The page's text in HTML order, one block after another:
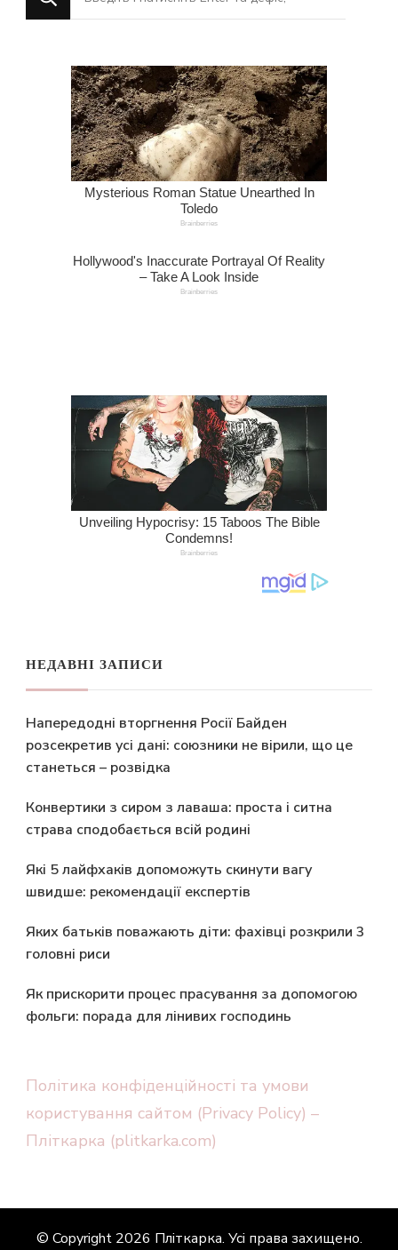
щось?
НЕДАВНІ ЗАПИСИ
Напередодні вторгнення Росії Байден
розсекретив усі дані: союзники не вірили, що це
станеться – розвідка
Конвертики з сиром з лаваша: проста і ситна
страва сподобається всій родині
Які 5 лайфхаків допоможуть скинути вагу
швидше: рекомендації експертів
Яких батьків поважають діти: фахівці розкрили 3
головні риси
Як прискорити процес прасування за допомогою
фольги: порада для лінивих господинь
Політика конфіденційності та умови
користування сайтом (Privacy Policy) –
Пліткарка (plitkarka.com)
© Copyright 2026 Пліткарка. Усі права захищено.